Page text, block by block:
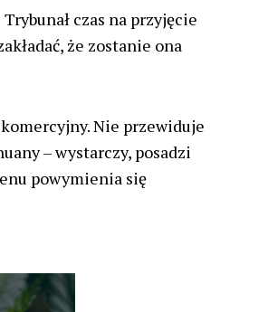
czas na przyjęcie
że zostanie ona
Nie przewiduje
– wystarczy, posadzi
powymienia się